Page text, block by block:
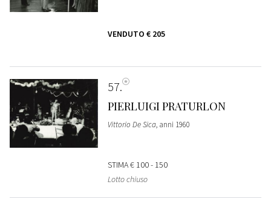
VENDUTO € 205
57
PIERLUIGI PRATURLON
Vittorio De Sica, anni 1960
STIMA€ 100 - 150
Lotto chiuso